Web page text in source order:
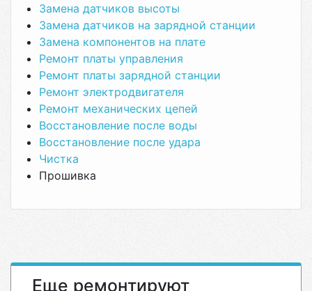
Замена датчиков высоты
Замена датчиков на зарядной станции
Замена компонентов на плате
Ремонт платы управления
Ремонт платы зарядной станции
Ремонт электродвигателя
Ремонт механических цепей
Восстановление после воды
Восстановление после удара
Чистка
Прошивка
Еще ремонтируют